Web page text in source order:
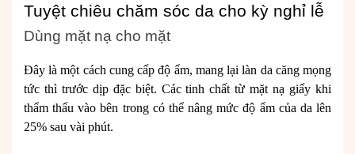
Tuyệt chiêu chăm sóc da cho kỳ nghỉ lễ
Dùng mặt nạ cho mặt
Đây là một cách cung cấp độ ẩm, mang lại làn da căng mọng
tức thì trước dịp đặc biệt. Các tinh chất từ mặt nạ giấy khi
thẩm thấu vào bên trong có thể nâng mức độ ẩm của da lên
25% sau vài phút.